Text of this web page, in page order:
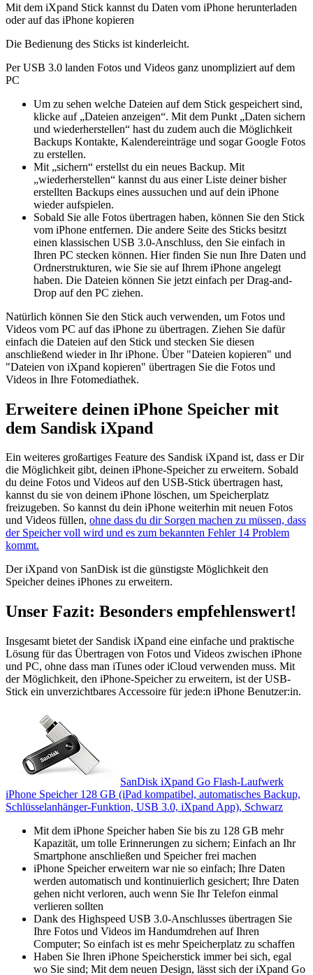
Mit dem iXpand Stick kannst du Daten vom iPhone herunterladen
oder auf das iPhone kopieren
Die Bedienung des Sticks ist kinderleicht.
Per USB 3.0 landen Fotos und Videos ganz unompliziert auf dem
PC
Um zu sehen welche Dateien auf dem Stick gespeichert sind,
klicke auf „Dateien anzeigen“. Mit dem Punkt „Daten sichern
und wiederherstellen“ hast du zudem auch die Möglichkeit
Backups Kontakte, Kalendereinträge und sogar Google Fotos
zu erstellen.
Mit „sichern“ erstellst du ein neues Backup. Mit
„wiederherstellen“ kannst du aus einer Liste deiner bisher
erstellten Backups eines aussuchen und auf dein iPhone
wieder aufspielen.
Sobald Sie alle Fotos übertragen haben, können Sie den Stick
vom iPhone entfernen. Die andere Seite des Sticks besitzt
einen klassischen USB 3.0-Anschluss, den Sie einfach in
Ihren PC stecken können. Hier finden Sie nun Ihre Daten und
Ordnerstrukturen, wie Sie sie auf Ihrem iPhone angelegt
haben. Die Dateien können Sie jetzt einfach per Drag-and-
Drop auf den PC ziehen.
Natürlich können Sie den Stick auch verwenden, um Fotos und
Videos vom PC auf das iPhone zu übertragen. Ziehen Sie dafür
einfach die Dateien auf den Stick und stecken Sie diesen
anschließend wieder in Ihr iPhone. Über "Dateien kopieren" und
"Dateien von iXpand kopieren" übertragen Sie die Fotos und
Videos in Ihre Fotomediathek.
Erweitere deinen iPhone Speicher mit
dem Sandisk iXpand
Ein weiteres großartiges Feature des Sandisk iXpand ist, dass er Dir
die Möglichkeit gibt, deinen iPhone-Speicher zu erweitern. Sobald
du deine Fotos und Videos auf den USB-Stick übertragen hast,
kannst du sie von deinem iPhone löschen, um Speicherplatz
freizugeben. So kannst du dein iPhone weiterhin mit neuen Fotos
und Videos füllen, ohne dass du dir Sorgen machen zu müssen, dass
der Speicher voll wird und es zum bekannten Fehler 14 Problem
kommt.
Der iXpand von SanDisk ist die günstigste Möglichkeit den
Speicher deines iPhones zu erweitern.
Unser Fazit: Besonders empfehlenswert!
Insgesamt bietet der Sandisk iXpand eine einfache und praktische
Lösung für das Übertragen von Fotos und Videos zwischen iPhone
und PC, ohne dass man iTunes oder iCloud verwenden muss. Mit
der Möglichkeit, den iPhone-Speicher zu erweitern, ist der USB-
Stick ein unverzichtbares Accessoire für jede:n iPhone Benutzer:in.
SanDisk iXpand Go Flash-Laufwerk
iPhone Speicher 128 GB (iPad kompatibel, automatisches Backup,
Schlüsselanhänger-Funktion, USB 3.0, iXpand App), Schwarz
Mit dem iPhone Speicher haben Sie bis zu 128 GB mehr
Kapazität, um tolle Erinnerungen zu sichern; Einfach an Ihr
Smartphone anschließen und Speicher frei machen
iPhone Speicher erweitern war nie so einfach; Ihre Daten
werden automatisch und kontinuierlich gesichert; Ihre Daten
gehen nicht verloren, auch wenn Sie Ihr Telefon einmal
verlieren sollten
Dank des Highspeed USB 3.0-Anschlusses übertragen Sie
Ihre Fotos und Videos im Handumdrehen auf Ihren
Computer; So einfach ist es mehr Speicherplatz zu schaffen
Haben Sie Ihren iPhone Speicherstick immer bei sich, egal
wo Sie sind; Mit dem neuen Design, lässt sich der iXpand Go